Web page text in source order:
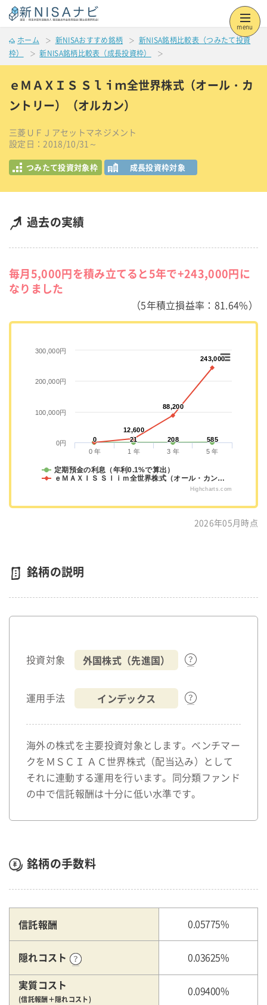
menu
ホーム 新NISAおすすめ銘柄
新NISA銘柄比較表（つみたて投資
枠）
新NISA銘柄比較表（成長投資枠）
ｅＭＡＸＩＳ Ｓｌｉｍ全世界株式（オール・カ
ントリー）（オルカン）
三菱ＵＦＪアセットマネジメント
設定日：2018/10/31～
つみたて投資対象枠 成長投資枠対象
過去の実績
毎月5,000円を積み立てると5年で+243,000円に
なりました
（5年積立損益率：81.64%）
0
0 21
21 208
208 585
585
12,600
12,600
88,200
88,200
243,000
243,000
定期預金の利息（年利0.1%で算出）
ｅＭＡＸＩＳ Ｓｌｉｍ全世界株式（オール・カン…
0 年 1 年 3 年 5 年
0円
100,000円
200,000円
300,000円
Highcharts.com
2026年05月時点
銘柄の説明
投資対象 外国株式（先進国）
運用手法 インデックス
海外の株式を主要投資対象とします。ベンチマー
クをＭＳＣＩ ＡＣ世界株式（配当込み）として
それに連動する運用を行います。同分類ファンド
の中で信託報酬は十分に低い水準です。
銘柄の手数料
信託報酬 0.05775%
隠れコスト 0.03625%
実質コスト
(信託報酬＋隠れコスト)
0.09400%